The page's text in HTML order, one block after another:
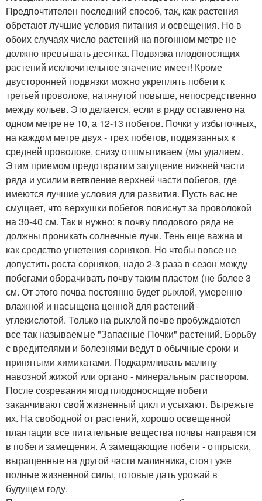
Предпочтителен последний способ, так, как растения
обретают лучшие условия питания и освещения. Но в
обоих случаях число растений на погонном метре не
должно превышать десятка. Подвязка плодоносящих
растений исключительное значение имеет! Кроме
двусторонней подвязки можно укреплять побеги к
третьей проволоке, натянутой повыше, непосредственно
между кольев. Это делается, если в ряду оставлено на
одном метре не 10, а 12-13 побегов. Почки у избыточных,
на каждом метре двух - трех побегов, подвязанных к
средней проволоке, снизу отшмыгиваем (мы удаляем.
Этим приемом предотвратим загущение нижней части
ряда и усилим ветвление верхней части побегов, где
имеются лучшие условия для развития. Пусть вас не
смущает, что верхушки побегов повиснут за проволокой
на 30-40 см. Так и нужно: в почву плодового ряда не
должны проникать солнечные лучи. Тень еще важна и
как средство угнетения сорняков. Но чтобы вовсе не
допустить роста сорняков, надо 2-3 раза в сезон между
побегами оборачивать почву таким пластом (не более 3
см. От этого почва постоянно будет рыхлой, умеренно
влажной и насыщена ценной для растений -
углекислотой. Только на рыхлой почве пробуждаются
все так называемые "Запасные Почки" растений. Борьбу
с вредителями и болезнями ведут в обычные сроки и
принятыми химикатами. Подкармливать малину
навозной жижой или органо - минеральным раствором.
После созревания ягод плодоносящие побеги
заканчивают свой жизненный цикл и усыхают. Вырежьте
их. На свободной от растений, хорошо освещенной
плантации все питательные вещества почвы направятся
в побеги замещения. А замещающие побеги - отпрыски,
выращенные на другой части малинника, стоят уже
полные жизненной силы, готовые дать урожай в
будущем году.